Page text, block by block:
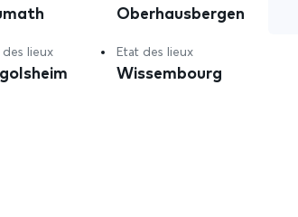
Oberhausbergen
des lieux Etat des lieux
Wissembourg